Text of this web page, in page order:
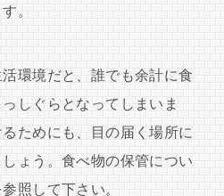
。
環境だと、誰でも余計に食
しぐらとなってしまいま
ためにも、目の届く場所に
ょう。食べ物の保管につい
照して下さい。